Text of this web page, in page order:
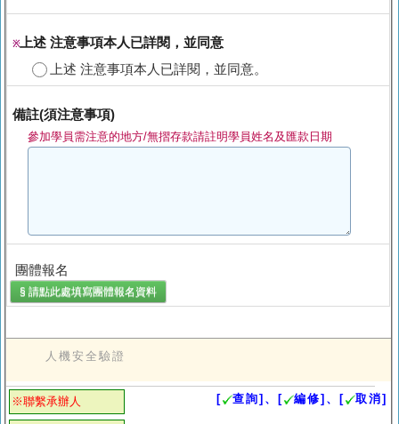
※上述 注意事項本人已詳閱，並同意
上述 注意事項本人已詳閱，並同意。
備註(須注意事項)
參加學員需注意的地方/無摺存款請註明學員姓名及匯款日期
團體報名
§ 請點此處填寫團體報名 資料
人機安全驗證
※聯繫承辦人 [ 查詢]、[ 編修]、[ 取消]